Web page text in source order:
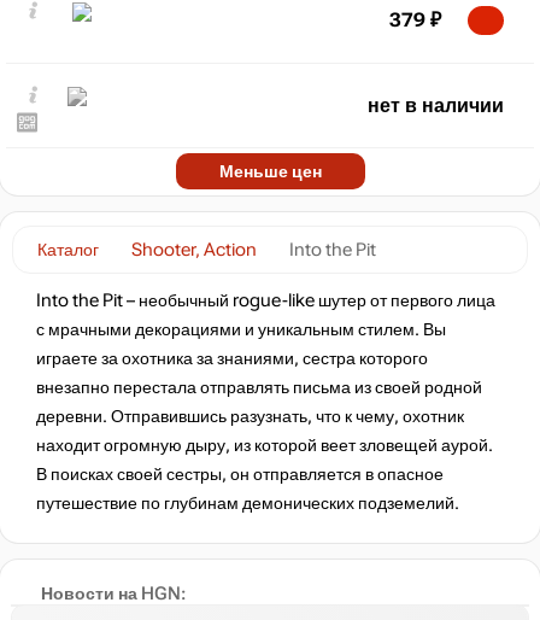
Новости на HGN:
Каталог Shooter, Action Into the Pit
Into the Pit – необычный rogue-like шутер от первого лица
с мрачными декорациями и уникальным стилем. Вы
играете за охотника за знаниями, сестра которого
внезапно перестала отправлять письма из своей родной
деревни. Отправившись разузнать, что к чему, охотник
находит огромную дыру, из которой веет зловещей аурой.
В поисках своей сестры, он отправляется в опасное
путешествие по глубинам демонических подземелий.
379 ₽
нет в наличии
Меньше цен